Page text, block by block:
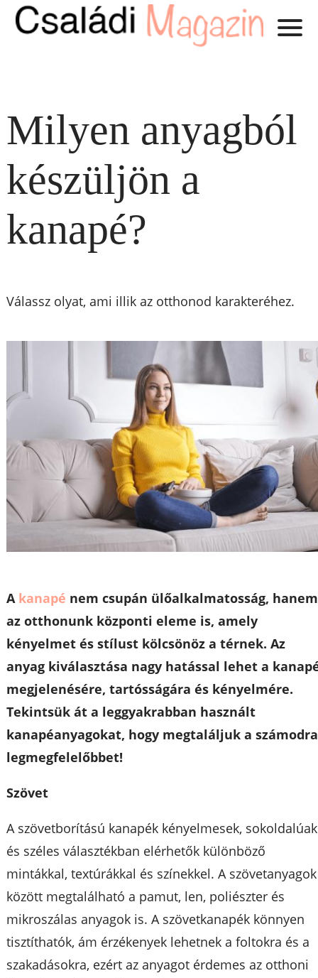
Milyen anyagból
készüljön a
kanapé?
Válassz olyat, ami illik az otthonod karakteréhez.
A kanapé nem csupán ülőalkalmatosság, hanem
az otthonunk központi eleme is, amely
kényelmet és stílust kölcsönöz a térnek. Az
anyag kiválasztása nagy hatással lehet a
megjelenésére, tartósságára és kényelmére.
Tekintsük át a leggyakrabban használt
kanapéanyagokat, hogy megtaláljuk a számodra
legmegfelelőbbet!
Szövet
A szövetborítású kanapék kényelmesek, sokoldalúak
és széles választékban elérhetők különböző
mintákkal, textúrákkal és színekkel. A szövetanyagok
között megtalálható a pamut, len, poliészter és
mikroszálas anyagok is. A szövetkanapék könnyen
tisztíthatók, ám érzékenyek lehetnek a foltokra és a
szakadásokra, ezért az anyagot érdemes az otthoni